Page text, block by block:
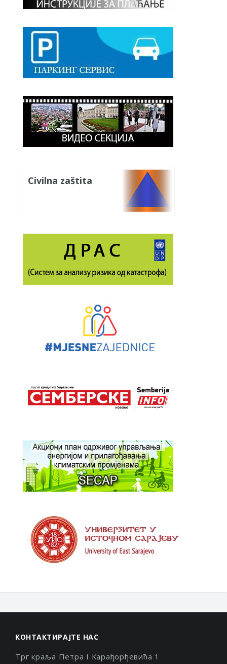
Civilna zaštita
КОНТАКТИРАЈТЕ НАС
Трг краља Петра I Карађорђевића 1